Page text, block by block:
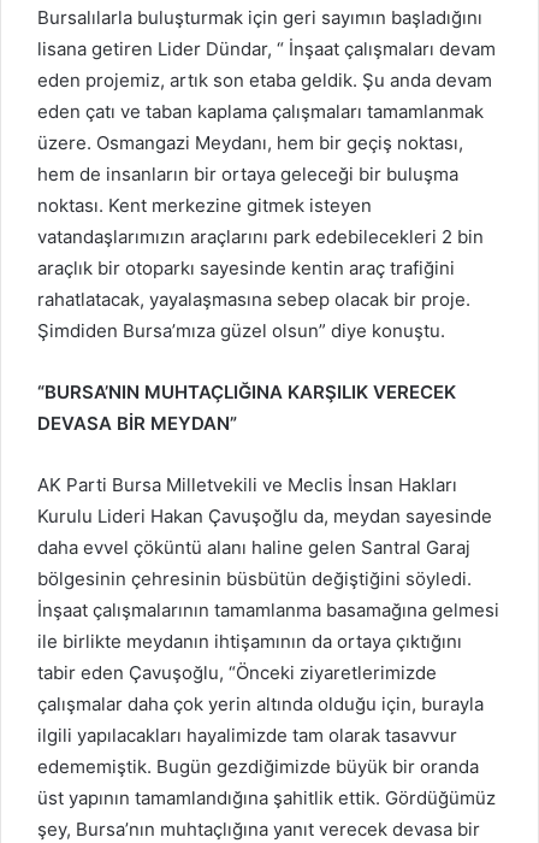
Bursalılarla buluşturmak için geri sayımın başladığını
lisana getiren Lider Dündar, “ İnşaat çalışmaları devam
eden projemiz, artık son etaba geldik. Şu anda devam
eden çatı ve taban kaplama çalışmaları tamamlanmak
üzere. Osmangazi Meydanı, hem bir geçiş noktası,
hem de insanların bir ortaya geleceği bir buluşma
noktası. Kent merkezine gitmek isteyen
vatandaşlarımızın araçlarını park edebilecekleri 2 bin
araçlık bir otoparkı sayesinde kentin araç trafiğini
rahatlatacak, yayalaşmasına sebep olacak bir proje.
Şimdiden Bursa’mıza güzel olsun” diye konuştu.
“BURSA’NIN MUHTAÇLIĞINA KARŞILIK VERECEK
DEVASA BİR MEYDAN”
AK Parti Bursa Milletvekili ve Meclis İnsan Hakları
Kurulu Lideri Hakan Çavuşoğlu da, meydan sayesinde
daha evvel çöküntü alanı haline gelen Santral Garaj
bölgesinin çehresinin büsbütün değiştiğini söyledi.
İnşaat çalışmalarının tamamlanma basamağına gelmesi
ile birlikte meydanın ihtişamının da ortaya çıktığını
tabir eden Çavuşoğlu, “Önceki ziyaretlerimizde
çalışmalar daha çok yerin altında olduğu için, burayla
ilgili yapılacakları hayalimizde tam olarak tasavvur
edememiştik. Bugün gezdiğimizde büyük bir oranda
üst yapının tamamlandığına şahitlik ettik. Gördüğümüz
şey, Bursa’nın muhtaçlığına yanıt verecek devasa bir